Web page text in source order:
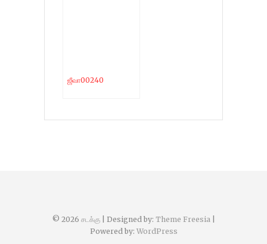
ஜீவா00240
© 2026 சடக்கு| Designed by: Theme Freesia|
Powered by: WordPress